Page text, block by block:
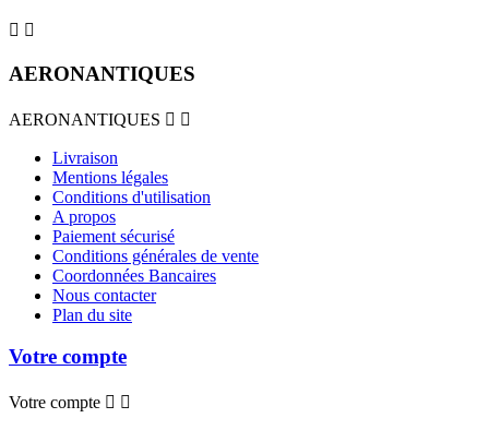
 
AERONANTIQUES
AERONANTIQUES  
Livraison
Mentions légales
Conditions d'utilisation
A propos
Paiement sécurisé
Conditions générales de vente
Coordonnées Bancaires
Nous contacter
Plan du site
Votre compte
Votre compte  